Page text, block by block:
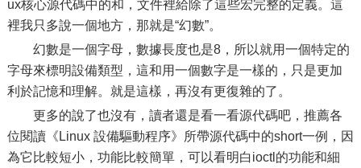
ux核心源代碼中的和，文件裡給除了這些宏完整的定義。這
裡我只多說一個地方，那就是“幻數”。
幻數是一個字母，數據長度也是8，所以就用一個特定的
字母來標明設備類型，這和用一個數字是一樣的，只是更加
利於記憶和理解。就是這樣，再沒有更復雜的了。
更多的說了也沒有，讀者還是看一看源代碼吧，推薦各
位閱讀《Linux 設備驅動程序》所帶源代碼中的short一例，因
為它比較短小，功能比較簡單，可以看明白ioctl的功能和細